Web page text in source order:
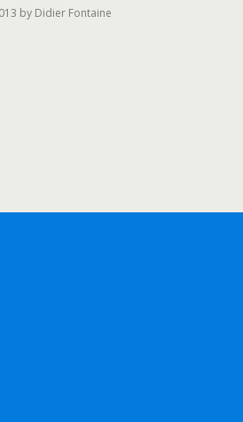
by Didier Fontaine